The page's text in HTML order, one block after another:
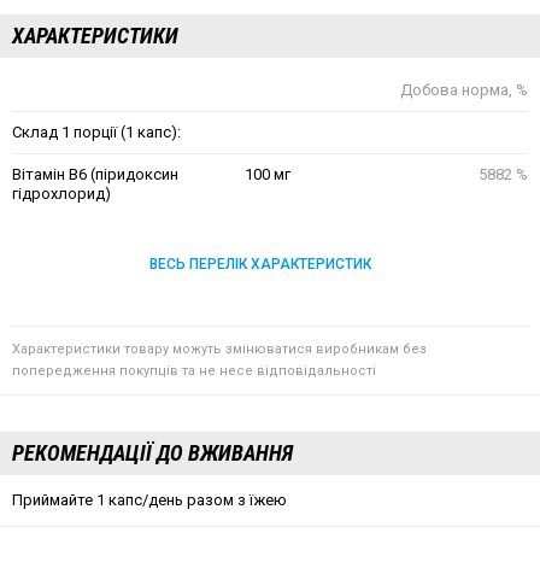
ХАРАКТЕРИСТИКИ
Добова норма, %
Склад 1 порції (1 капс):
Вітамін В6 (піридоксин
гідрохлорид)
100 мг 5882 %
ВЕСЬ ПЕРЕЛІК ХАРАКТЕРИСТИК
Характеристики товару можуть змінюватися виробникам без
попередження покупців та не несе відповідальності
РЕКОМЕНДАЦІЇ ДО ВЖИВАННЯ
Приймайте 1 капс/день разом з їжею